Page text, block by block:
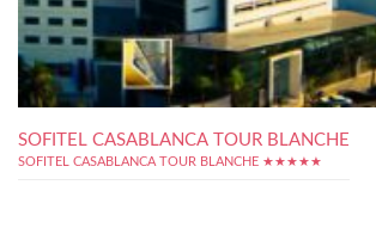
SOFITEL CASABLANCA TOUR BLANCHE
SOFITEL CASABLANCA TOUR BLANCHE ★★★★★